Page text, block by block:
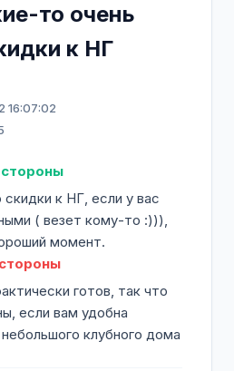
то очень
к НГ
16:07:02
к НГ, если у вас
( везет кому-то :))),
момент.
готов, так что
если вам удобна
клубного дома